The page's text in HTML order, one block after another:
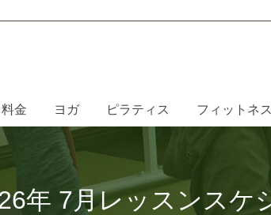
金 ヨガ ピラティス フィットネス
年 7月レッスンスケ